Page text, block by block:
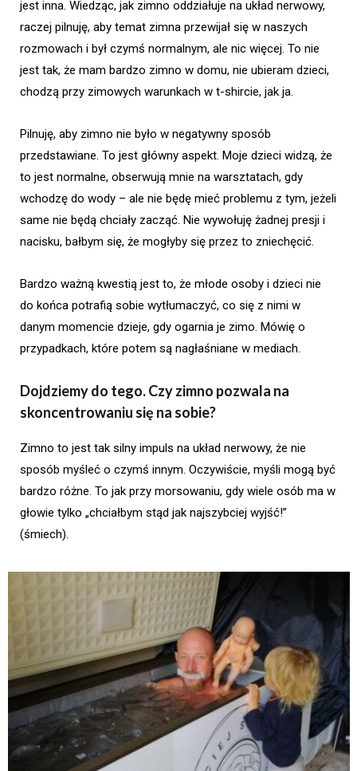
jest inna. Wiedząc, jak zimno oddziałuje na układ nerwowy,
raczej pilnuję, aby temat zimna przewijał się w naszych
rozmowach i był czymś normalnym, ale nic więcej. To nie
jest tak, że mam bardzo zimno w domu, nie ubieram dzieci,
chodzą przy zimowych warunkach w t-shircie, jak ja.
Pilnuję, aby zimno nie było w negatywny sposób
przedstawiane. To jest główny aspekt. Moje dzieci widzą, że
to jest normalne, obserwują mnie na warsztatach, gdy
wchodzę do wody – ale nie będę mieć problemu z tym, jeżeli
same nie będą chciały zacząć. Nie wywołuję żadnej presji i
nacisku, bałbym się, że mogłyby się przez to zniechęcić.
Bardzo ważną kwestią jest to, że młode osoby i dzieci nie
do końca potrafią sobie wytłumaczyć, co się z nimi w
danym momencie dzieje, gdy ogarnia je zimo. Mówię o
przypadkach, które potem są nagłaśniane w mediach.
Dojdziemy do tego. Czy zimno pozwala na
skoncentrowaniu się na sobie?
Zimno to jest tak silny impuls na układ nerwowy, że nie
sposób myśleć o czymś innym. Oczywiście, myśli mogą być
bardzo różne. To jak przy morsowaniu, gdy wiele osób ma w
głowie tylko „chciałbym stąd jak najszybciej wyjść!”
(śmiech).